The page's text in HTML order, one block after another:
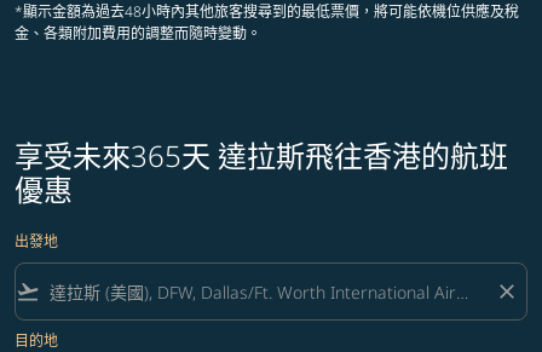
*顯示金額為過去48小時內其他旅客搜尋到的最低票價，將可能依機位供應及稅
金、各類附加費用的調整而隨時變動。
享受未來365天 達拉斯飛往香港的航班
優惠
出發地
flight_takeoff close
目的地